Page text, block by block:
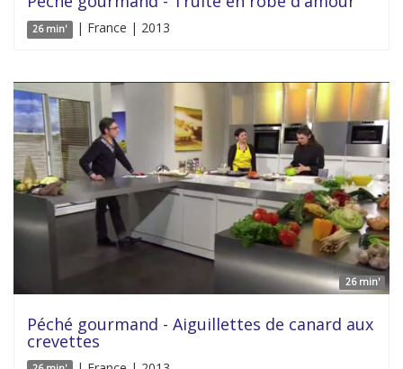
26 min' | France | 2013
26 min'
Péché gourmand - Aiguillettes de canard aux
crevettes